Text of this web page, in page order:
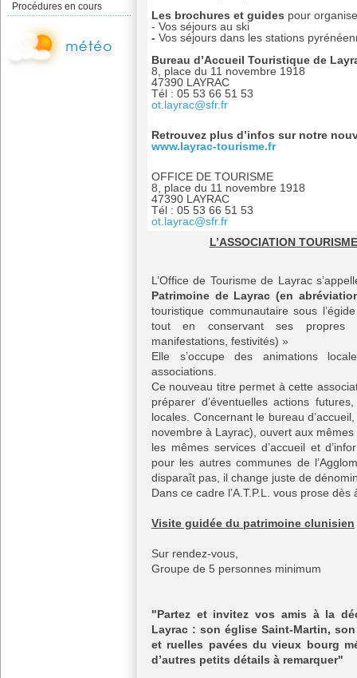
Procédures en cours
Les brochures et guides pour
- Vos séjours au ski
- Vos séjours dans les stations
Bureau d’Accueil Touristique de
8, place du 11 novembre 1918
47390 LAYRAC
Tél : 05 53 66 51 53
ot.layrac@sfr.fr
Retrouvez plus d’infos sur notre
www.layrac-tourisme.fr
OFFICE DE TOURISME
8, place du 11 novembre 1918
47390 LAYRAC
Tél : 05 53 66 51 53
ot.layrac@sfr.fr
L’ASSOCIATION
L’Office de Tourisme de Layrac
Patrimoine de Layrac (en
touristique communautaire sous
tout en conservant ses propres
manifestations, festivités) »
Elle s’occupe des animations
associations.
Ce nouveau titre permet à cette
préparer d’éventuelles actions
locales. Concernant le bureau
novembre à Layrac), ouvert aux
les mêmes services d’accueil et
pour les autres communes de
disparaît pas, il change juste de
Dans ce cadre l’A.T.P.L. vous prose
Visite guidée du patrimoine clunisien
Sur rendez-vous,
Groupe de 5 personnes minimum
"Partez et invitez vos amis à la
Layrac : son église Saint-Martin,
et ruelles pavées du vieux bourg
d’autres petits détails à remarquer"